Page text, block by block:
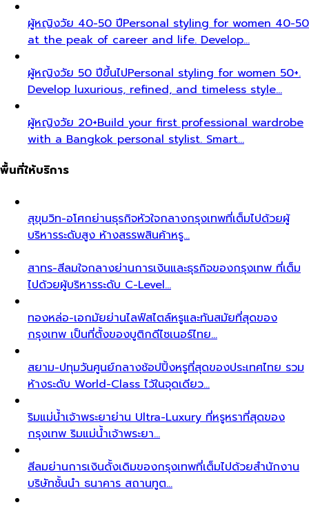
ผู้หญิงวัย 40-50 ปีPersonal styling for women 40-50
at the peak of career and life. Develop…
ผู้หญิงวัย 50 ปีขึ้นไปPersonal styling for women 50+.
Develop luxurious, refined, and timeless style…
ผู้หญิงวัย 20+Build your first professional wardrobe
with a Bangkok personal stylist. Smart…
พื้นที่ให้บริการ
สุขุมวิท-อโศกย่านธุรกิจหัวใจกลางกรุงเทพที่เต็มไปด้วยผู้
บริหารระดับสูง ห้างสรรพสินค้าหรู…
สาทร-สีลมใจกลางย่านการเงินและธุรกิจของกรุงเทพ ที่เต็ม
ไปด้วยผู้บริหารระดับ C-Level…
ทองหล่อ-เอกมัยย่านไลฟ์สไตล์หรูและทันสมัยที่สุดของ
กรุงเทพ เป็นที่ตั้งของบูติกดีไซเนอร์ไทย…
สยาม-ปทุมวันศูนย์กลางช้อปปิ้งหรูที่สุดของประเทศไทย รวม
ห้างระดับ World-Class ไว้ในจุดเดียว…
ริมแม่น้ำเจ้าพระยาย่าน Ultra-Luxury ที่หรูหราที่สุดของ
กรุงเทพ ริมแม่น้ำเจ้าพระยา…
สีลมย่านการเงินดั้งเดิมของกรุงเทพที่เต็มไปด้วยสำนักงาน
บริษัทชั้นนำ ธนาคาร สถานทูต…